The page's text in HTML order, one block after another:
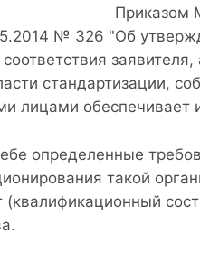
Приказом
№ 326 "Об
заявителя,
стандартизации,
лицами обеспечивает
определенные
такой